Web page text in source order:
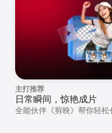
主打推荐
日常瞬间，惊艳成片
全能伙伴《剪映》帮你轻松